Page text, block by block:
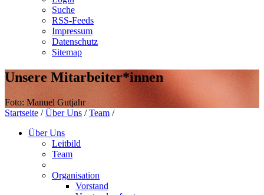
Suche
RSS-Feeds
Impressum
Datenschutz
Sitemap
Unsere Mitarbeiter*innen
Foto: Manuel Gutjahr
Startseite / Über Uns / Team /
Über Uns
Leitbild
Team
Organisation
Vorstand